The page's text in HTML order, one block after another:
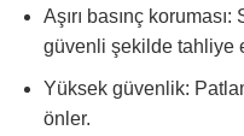
Aşırı basınç
güvenli şekilde tahliye
Yüksek güvenlik:
önler.